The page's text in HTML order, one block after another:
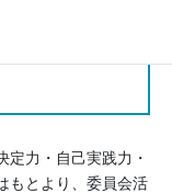
定力・自己実践力・
もとより、委員会活